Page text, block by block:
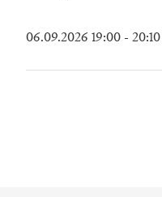
06.09.2026 19:00 - 20:10